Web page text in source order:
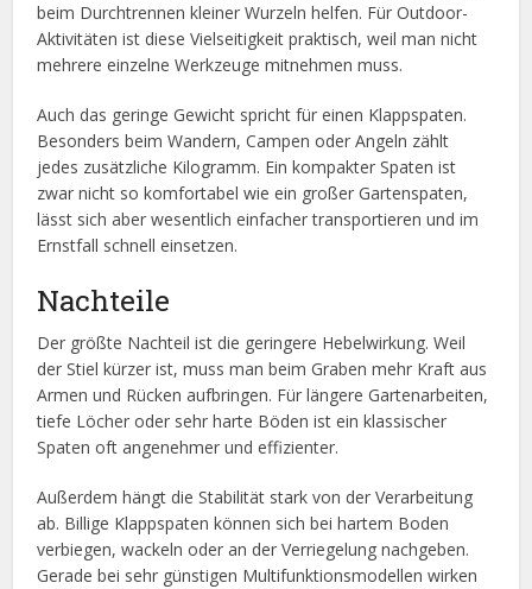
beim Durchtrennen kleiner Wurzeln helfen. Für Outdoor-
Aktivitäten ist diese Vielseitigkeit praktisch, weil man nicht
mehrere einzelne Werkzeuge mitnehmen muss.
Auch das geringe Gewicht spricht für einen Klappspaten.
Besonders beim Wandern, Campen oder Angeln zählt
jedes zusätzliche Kilogramm. Ein kompakter Spaten ist
zwar nicht so komfortabel wie ein großer Gartenspaten,
lässt sich aber wesentlich einfacher transportieren und im
Ernstfall schnell einsetzen.
Nachteile
Der größte Nachteil ist die geringere Hebelwirkung. Weil
der Stiel kürzer ist, muss man beim Graben mehr Kraft aus
Armen und Rücken aufbringen. Für längere Gartenarbeiten,
tiefe Löcher oder sehr harte Böden ist ein klassischer
Spaten oft angenehmer und effizienter.
Außerdem hängt die Stabilität stark von der Verarbeitung
ab. Billige Klappspaten können sich bei hartem Boden
verbiegen, wackeln oder an der Verriegelung nachgeben.
Gerade bei sehr günstigen Multifunktionsmodellen wirken